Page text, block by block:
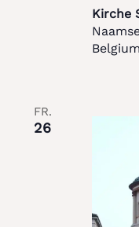
Kirche
Belgium
FR.
26